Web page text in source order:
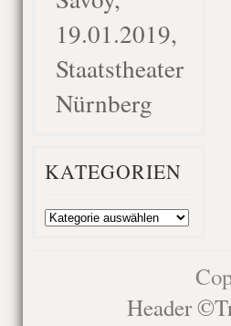
19.01.2019,
Staatstheater
Nürnberg
KATEGORIEN
Kategorien
Header